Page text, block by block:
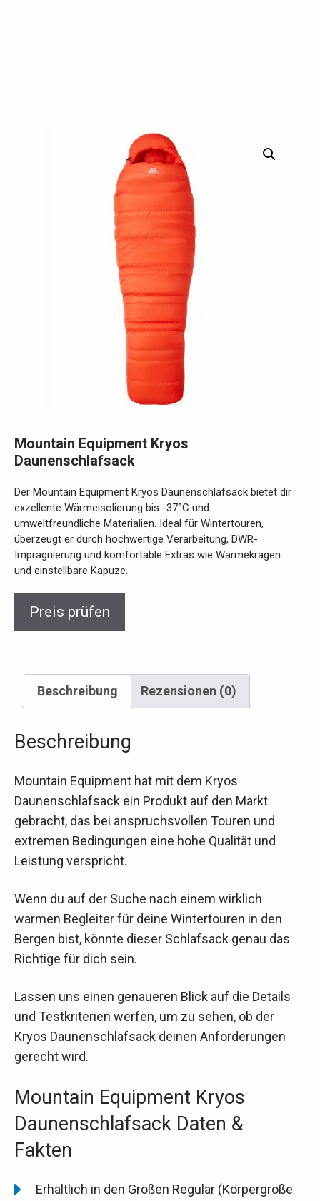
Mountain Equipment Kryos
Daunenschlafsack
Der Mountain Equipment Kryos Daunenschlafsack bietet dir
exzellente Wärmeisolierung bis -37°C und
umweltfreundliche Materialien. Ideal für Wintertouren,
überzeugt er durch hochwertige Verarbeitung, DWR-
Imprägnierung und komfortable Extras wie Wärmekragen
und einstellbare Kapuze.
Preis prüfen
Beschreibung Rezensionen (0)
Beschreibung
Mountain Equipment hat mit dem Kryos
Daunenschlafsack ein Produkt auf den Markt
gebracht, das bei anspruchsvollen Touren und
extremen Bedingungen eine hohe Qualität und
Leistung verspricht.
Wenn du auf der Suche nach einem wirklich
warmen Begleiter für deine Wintertouren in den
Bergen bist, könnte dieser Schlafsack genau das
Richtige für dich sein.
Lassen uns einen genaueren Blick auf die Details
und Testkriterien werfen, um zu sehen, ob der
Kryos Daunenschlafsack deinen Anforderungen
gerecht wird.
Mountain Equipment Kryos
Daunenschlafsack Daten &
Fakten
Erhältlich in den Größen Regular (Körpergröße